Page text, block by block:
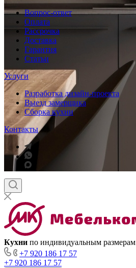
Вопрос-ответ
Оплата
Рассрочка
Доставка
Гарантия
Статьи
Услуги
Разработка дизайн-проекта
Выезд замерщика
Сборка кухни
Контакты
Кухни по индивидуальным размерам
+7 920 186 17 57
+7 920 186 17 57